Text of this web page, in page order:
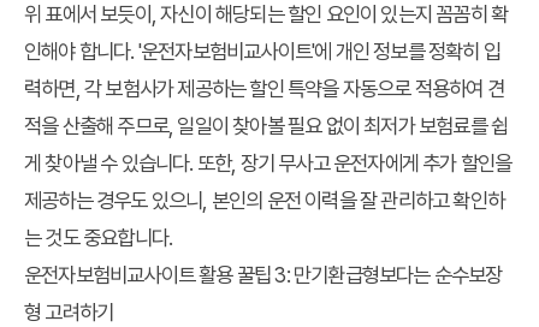
위 표에서 보듯이, 자신이 해당되는 할인 요인이 있는지 꼼꼼히 확
인해야 합니다. '운전자보험비교사이트'에 개인 정보를 정확히 입
력하면, 각 보험사가 제공하는 할인 특약을 자동으로 적용하여 견
적을 산출해 주므로, 일일이 찾아볼 필요 없이 최저가 보험료를 쉽
게 찾아낼 수 있습니다. 또한, 장기 무사고 운전자에게 추가 할인을
제공하는 경우도 있으니, 본인의 운전 이력을 잘 관리하고 확인하
는 것도 중요합니다.
운전자보험비교사이트 활용 꿀팁 3: 만기환급형보다는 순수보장
형 고려하기